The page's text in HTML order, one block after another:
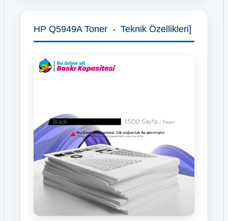
HP Q5949A Toner - Teknik Özellikleri]